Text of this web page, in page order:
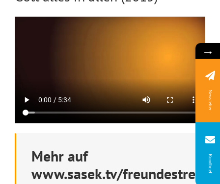
Mehr auf
www.sasek.tv/
→
Newsletter
Rundbrief